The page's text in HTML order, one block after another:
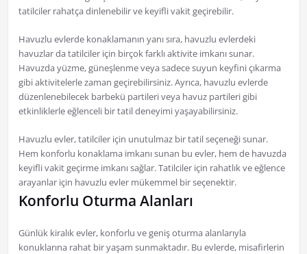
tatilciler rahatça dinlenebilir ve keyifli vakit geçirebilir.
Havuzlu evlerde konaklamanın yanı sıra, havuzlu evlerdeki
havuzlar da tatilciler için birçok farklı aktivite imkanı sunar.
Havuzda yüzme, güneşlenme veya sadece suyun keyfini çıkarma
gibi aktivitelerle zaman geçirebilirsiniz. Ayrıca, havuzlu evlerde
düzenlenebilecek barbekü partileri veya havuz partileri gibi
etkinliklerle eğlenceli bir tatil deneyimi yaşayabilirsiniz.
Havuzlu evler, tatilciler için unutulmaz bir tatil seçeneği sunar.
Hem konforlu konaklama imkanı sunan bu evler, hem de havuzda
keyifli vakit geçirme imkanı sağlar. Tatilciler için rahatlık ve eğlence
arayanlar için havuzlu evler mükemmel bir seçenektir.
Konforlu Oturma Alanları
Günlük kiralık evler, konforlu ve geniş oturma alanlarıyla
konuklarına rahat bir yaşam sunmaktadır. Bu evlerde, misafirlerin